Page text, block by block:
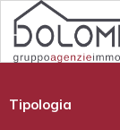
Tipologia